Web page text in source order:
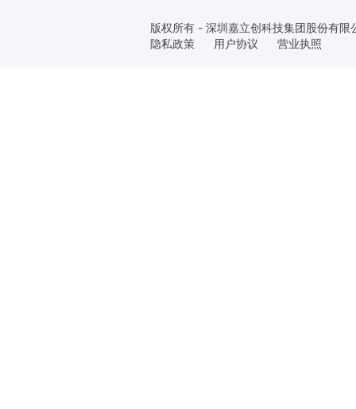
版权所有 - 深圳嘉立创科技集团股份有限
隐私政策
用户协议 营业执照